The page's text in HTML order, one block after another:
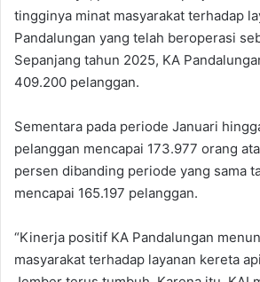
tingginya minat masyarakat terhadap
Pandalungan yang telah beroperasi
Sepanjang tahun 2025, KA
409.200 pelanggan.
Sementara pada periode Januari
pelanggan mencapai 173.977 orang
persen dibanding periode yang sama
mencapai 165.197 pelanggan.
‎“Kinerja positif KA Pandalungan
masyarakat terhadap layanan kereta